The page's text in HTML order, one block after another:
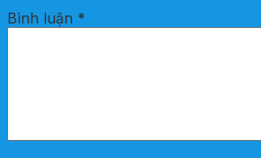
Bình luận *